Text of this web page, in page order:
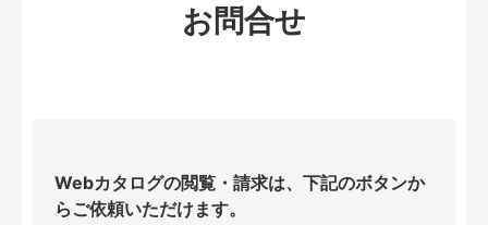
お問合せ
Webカタログの閲覧・請求は、下記のボタンか
らご依頼いただけます。